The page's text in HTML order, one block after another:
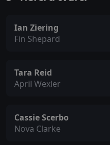
Ian Ziering
Fin Shepard
Tara Reid
April Wexler
Cassie Scerbo
Nova Clarke